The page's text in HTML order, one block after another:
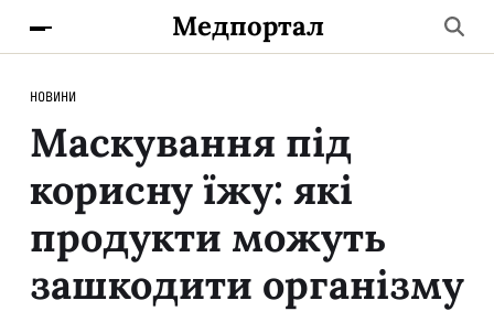
Медпортал
НОВИНИ
Маскування під
корисну їжу: які
продукти можуть
зашкодити організму